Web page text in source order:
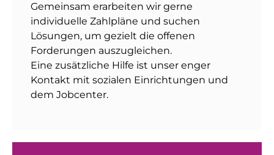
Gemeinsam erarbeiten wir gerne
individuelle Zahlpläne und suchen
Lösungen, um gezielt die offenen
Forderungen auszugleichen.
Eine zusätzliche Hilfe ist unser enger
Kontakt mit sozialen Einrichtungen und
dem Jobcenter.